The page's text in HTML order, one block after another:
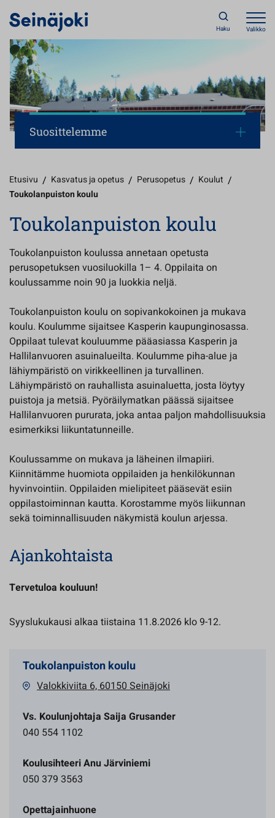
Haku Valikko
Suosittelemme
Etusivu / Kasvatus ja opetus / Perusopetus / Koulut /
Toukolanpuiston koulu
Toukolanpuiston koulu
Toukolanpuiston koulussa annetaan opetusta
perusopetuksen vuosiluokilla 1– 4. Oppilaita on
koulussamme noin 90 ja luokkia neljä.
Toukolanpuiston koulu on sopivankokoinen ja mukava
koulu. Koulumme sijaitsee Kasperin kaupunginosassa.
Oppilaat tulevat kouluumme pääasiassa Kasperin ja
Hallilanvuoren asuinalueilta. Koulumme piha-alue ja
lähiympäristö on virikkeellinen ja turvallinen.
Lähiympäristö on rauhallista asuinaluetta, josta löytyy
puistoja ja metsiä. Pyöräilymatkan päässä sijaitsee
Hallilanvuoren pururata, joka antaa paljon mahdollisuuksia
esimerkiksi liikuntatunneille.
Koulussamme on mukava ja läheinen ilmapiiri.
Kiinnitämme huomiota oppilaiden ja henkilökunnan
hyvinvointiin. Oppilaiden mielipiteet pääsevät esiin
oppilastoiminnan kautta. Korostamme myös liikunnan
sekä toiminnallisuuden näkymistä koulun arjessa.
Ajankohtaista
Tervetuloa kouluun!
Syyslukukausi alkaa tiistaina 11.8.2026 klo 9-12.
Toukolanpuiston koulu
Valokkiviita 6, 60150 Seinäjoki
Vs. Koulunjohtaja Saija Grusander
040 554 1102
Koulusihteeri Anu Järviniemi
050 379 3563
Opettajainhuone